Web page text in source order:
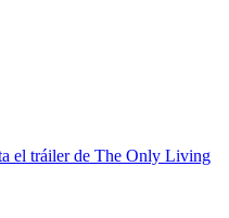
el tráiler de The Only Living